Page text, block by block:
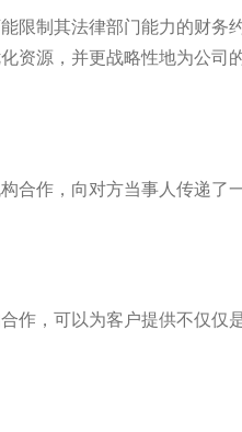
限制其法律部门能力的财
资源，并更战略性地为公司
合作，向对方当事人传递了
作，可以为客户提供不仅